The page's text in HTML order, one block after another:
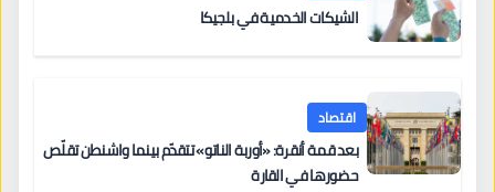
الشيكات الخدمية في بلجيكا
اقتصاد
بعد قمة أنقرة: «أوربة الناتو» تتقدّم بينما واشنطن تقلّص
حضورها في القارة